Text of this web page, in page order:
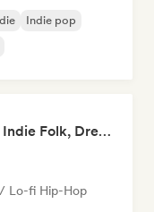
Indie pop
Study Jam Sessions 📚 Indie Folk, Dream Pop & Singer-Songwriter
Lo-fi Hip-Hop